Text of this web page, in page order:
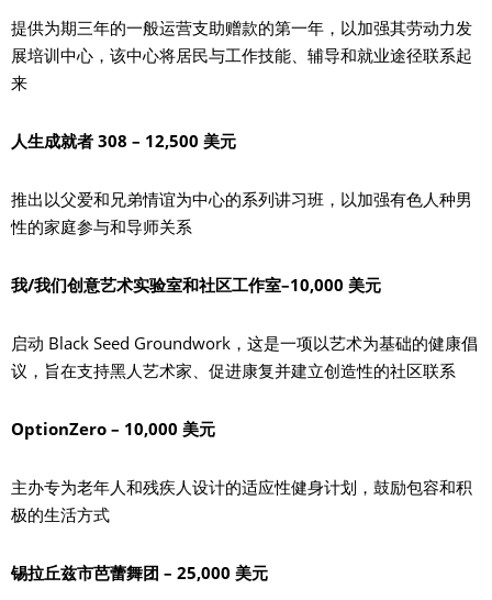
提供为期三年的一般运营支助赠款的第一年，以加强其劳动力发
展培训中心，该中心将居民与工作技能、辅导和就业途径联系起
来
人生成就者 308 – 12,500 美元
推出以父爱和兄弟情谊为中心的系列讲习班，以加强有色人种男
性的家庭参与和导师关系
我/我们创意艺术实验室和社区工作室–10,000 美元
启动 Black Seed Groundwork，这是一项以艺术为基础的健康倡
议，旨在支持黑人艺术家、促进康复并建立创造性的社区联系
OptionZero – 10,000 美元
主办专为老年人和残疾人设计的适应性健身计划，鼓励包容和积
极的生活方式
锡拉丘兹市芭蕾舞团 – 25,000 美元